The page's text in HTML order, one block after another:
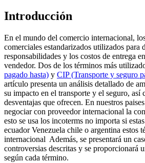
Introducción
En el mundo del comercio internacional,
comerciales estandarizados utilizados para
responsabilidades y los costos de entrega
vendedor. Dos de los términos más
pagado hasta) y CIP (Transporte y seguro
artículo presenta un análisis detallado de
su impacto en el transporte y el seguro, así
desventajas que ofrecen. En nuestros
negociar con proveedor internacional la
esto se usa los incoterms no importa si
ecuador Venezuela chile o argentina estos
internacional Además, se presentará un
controversias descritas y se proporcionará
según cada término.